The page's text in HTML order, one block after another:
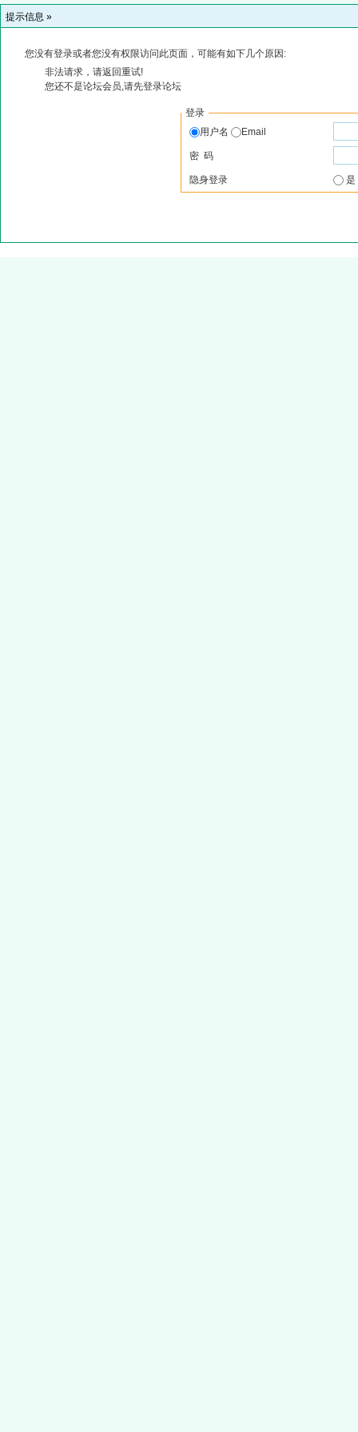
提示信息 »
您没有登录或者您没有权限访问此页面，可能有如下几个原因:
非法请求，请返回重试!
您还不是论坛会员,请先登录论坛
登录
用户名
Email
密 码
隐身登录